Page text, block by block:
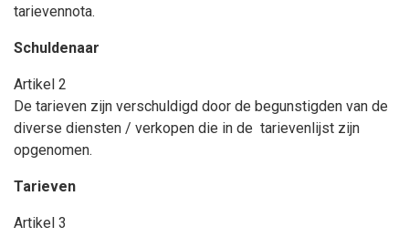
tarievennota.
Schuldenaar
Artikel 2
De tarieven zijn verschuldigd door de begunstigden van de
diverse diensten / verkopen die in de tarievenlijst zijn
opgenomen.
Tarieven
Artikel 3